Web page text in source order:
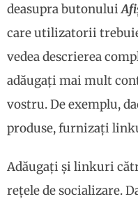
deasupra butonului
care utilizatorii
vedea descrierea
adăugați mai mult
vostru. De exemplu,
produse, furnizați
Adăugați și linkuri
rețele de socializare.